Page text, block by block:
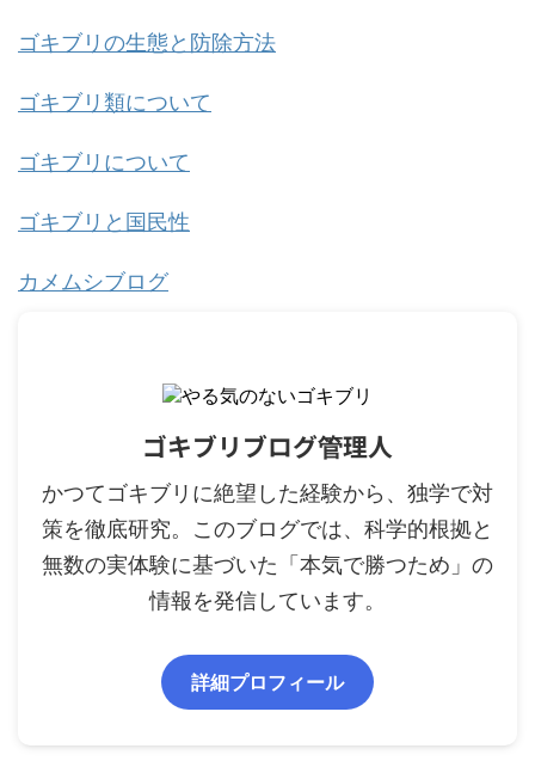
ゴキブリの生態と防除方法
ゴキブリ類について
ゴキブリについて
ゴキブリと国民性
カメムシブログ
ゴキブリブログ管理人
かつてゴキブリに絶望した経験から、独学で対
策を徹底研究。このブログでは、科学的根拠と
無数の実体験に基づいた「本気で勝つため」の
情報を発信しています。
詳細プロフィール